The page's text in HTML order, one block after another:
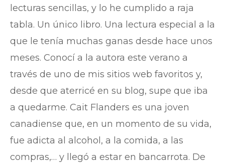
lecturas sencillas, y lo he cumplido a raja
tabla. Un único libro. Una lectura especial a la
que le tenía muchas ganas desde hace unos
meses. Conocí a la autora este verano a
través de uno de mis sitios web favoritos y,
desde que aterricé en su blog, supe que iba
a quedarme. Cait Flanders es una joven
canadiense que, en un momento de su vida,
fue adicta al alcohol, a la comida, a las
compras,… y llegó a estar en bancarrota. De